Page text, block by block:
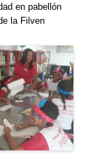
en pabellón
la Filven